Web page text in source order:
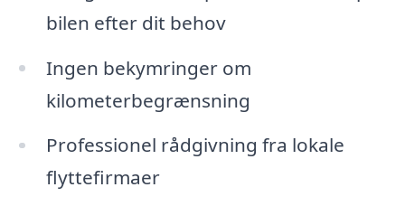
bilen efter dit behov
Ingen bekymringer om
kilometerbegrænsning
Professionel rådgivning fra lokale
flyttefirmaer